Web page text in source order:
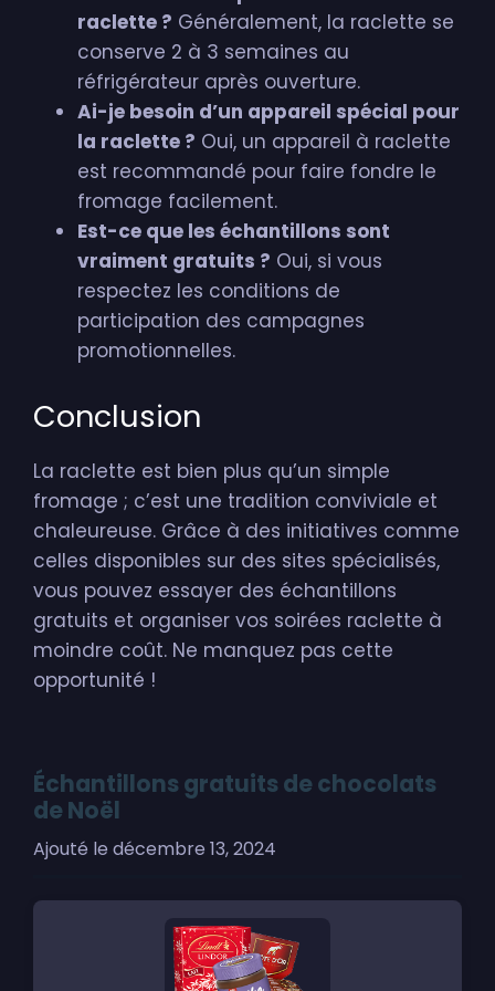
raclette ? Généralement, la raclette se
conserve 2 à 3 semaines au
réfrigérateur après ouverture.
Ai-je besoin d’un appareil spécial pour
la raclette ? Oui, un appareil à raclette
est recommandé pour faire fondre le
fromage facilement.
Est-ce que les échantillons sont
vraiment gratuits ? Oui, si vous
respectez les conditions de
participation des campagnes
promotionnelles.
Conclusion
La raclette est bien plus qu’un simple
fromage ; c’est une tradition conviviale et
chaleureuse. Grâce à des initiatives comme
celles disponibles sur des sites spécialisés,
vous pouvez essayer des échantillons
gratuits et organiser vos soirées raclette à
moindre coût. Ne manquez pas cette
opportunité !
Échantillons gratuits de chocolats
de Noël
Ajouté le décembre 13, 2024